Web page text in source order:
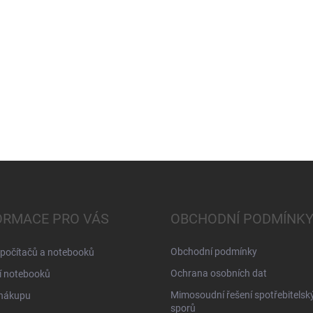
PRO VÁS
a notebooků
notebooků
OBCHODNÍ PODMÍNKY
Obchodní podmínky
Ochrana osobních dat
Mimosoudní řešení
sporů